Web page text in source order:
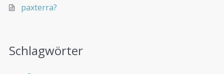
paxterra?
Schlagwörter